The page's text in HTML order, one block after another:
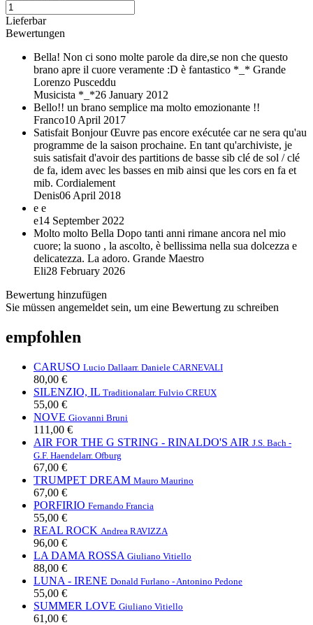
Lieferbar
Bewertungen
Bella! Non ci sono molte parole da dire,se non che questo
brano apre il cuore veramente :D è fantastico *_* Grande
Lorenzo Pusceddu
Musicista *_*26 January 2012
Bello!! un brano semplice ma molto emozionante !!
Franco10 April 2017
Satisfait Bonjour Œuvre pas encore exécutée car ne sera qu'au
programme de la saison prochaine. En tant qu'archiviste, je
suis satisfait d'avoir des partitions de basse sib clé de sol / clé
de fa, idem avec les basses en mib ainsi que les cors en fa et
mib. Cordialement
Denis06 April 2018
e e
e14 September 2022
Molto molto Bella Dopo tanti anni rimane ancora nel mio
cuore; la suono , la ascolto, è bellissima nella sua dolcezza e
delicatezza. La adoro. Grande Maestro
Eli28 February 2026
Bewertung hinzufügen
Sie müssen angemeldet sein, um eine Bewertung zu schreiben
empfohlen
CARUSO Lucio Dallaarr. Daniele CARNEVALI
80,00 €
SILENZIO, IL Traditionalarr. Fulvio CREUX
55,00 €
NOVE Giovanni Bruni
111,00 €
AIR FOR THE G STRING - RINALDO'S AIR J.S. Bach -
G.F. Haendelarr. Ofburg
67,00 €
TRUMPET DREAM Mauro Maurino
67,00 €
PORFIRIO Fernando Francia
55,00 €
REAL ROCK Andrea RAVIZZA
96,00 €
LA DAMA ROSSA Giuliano Vitiello
88,00 €
LUNA - IRENE Donald Furlano - Antonino Pedone
55,00 €
SUMMER LOVE Giuliano Vitiello
61,00 €